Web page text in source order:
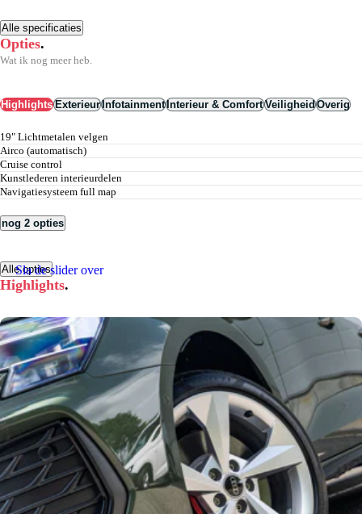
Alle specificaties
Opties.
Wat ik nog meer heb.
HighlightsExterieurInfotainmentInterieur & ComfortVeiligheidOverig
19" Lichtmetalen velgen
airco (automatisch)
cruise control
kunstlederen interieurdelen
navigatiesysteem full map
nog 2 opties
Alle opties
Highlights.
Sla de slider over